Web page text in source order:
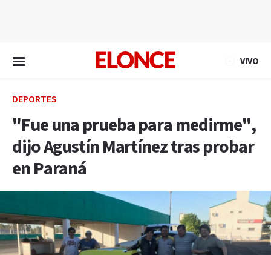
VIVO
DEPORTES
"Fue una prueba para medirme",
dijo Agustín Martínez tras probar
en Paraná